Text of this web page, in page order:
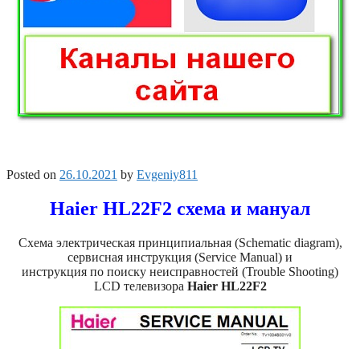
Posted on 26.10.2021 by Evgeniy811
Haier HL22F2 схема и мануал
Схема электрическая принципиальная (Schematic diagram),
сервисная инструкция (Service Manual) и
инструкция по поиску неисправностей (Trouble Shooting)
LCD телевизора Haier HL22F2